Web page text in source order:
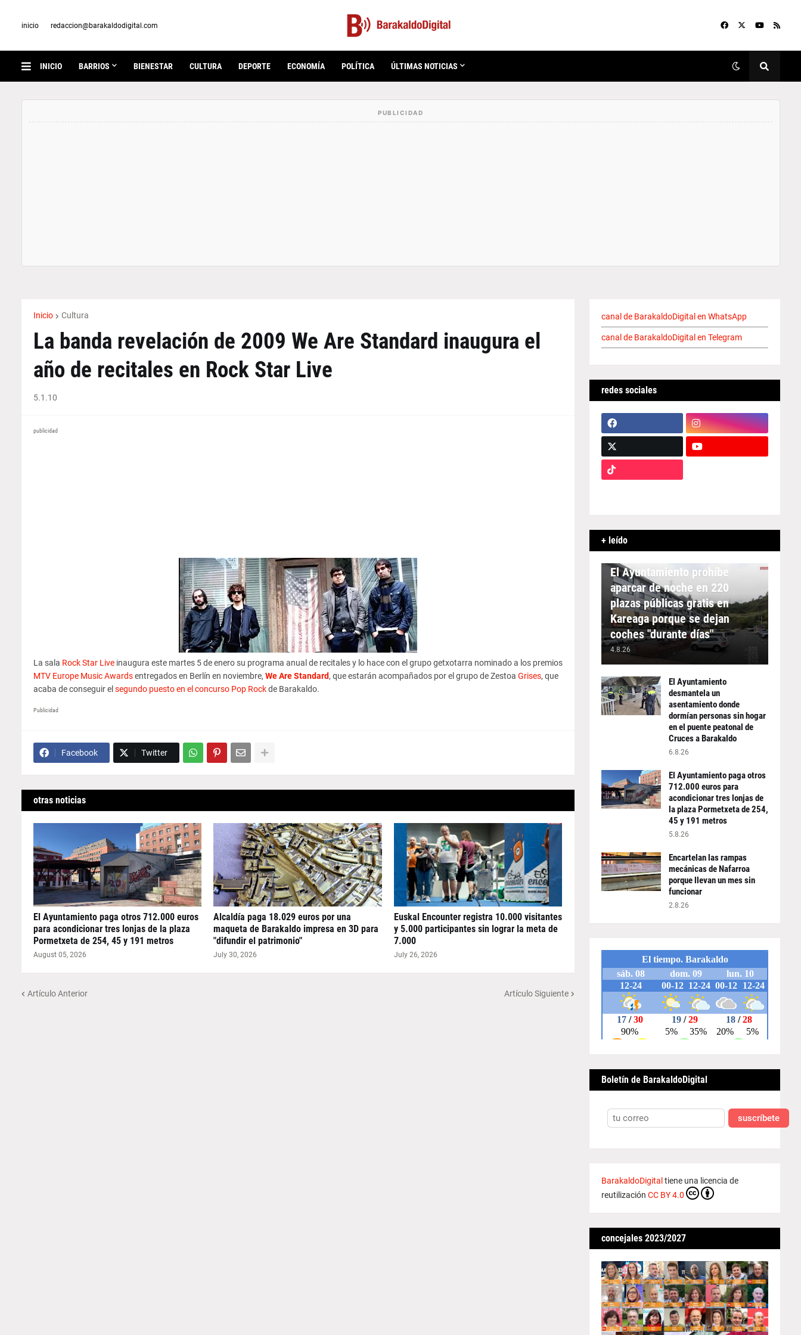
inicio redaccion@barakaldodigital.com
INICIO BARRIOS BIENESTAR CULTURA DEPORTE ECONOMÍA POLÍTICA ÚLTIMAS NOTICIAS
Inicio Cultura
La banda revelación de 2009 We Are Standard inaugura el
año de recitales en Rock Star Live
5.1.10
publicidad
La sala Rock Star Liveinaugura este martes 5 de enero su programa anual de recitales y lo hace con el grupo getxotarra nominado a los premios
MTV Europe Music Awardsentregados en Berlín en noviembre, We Are Standard, que estarán acompañados por el grupo de Zestoa Grises, que
acaba de conseguir el segundo puesto en el concurso Pop Rockde Barakaldo.
Publicidad
Facebook Twitter
otras noticias
El Ayuntamiento paga otros 712.000 euros
para acondicionar tres lonjas de la plaza
Pormetxeta de 254, 45 y 191 metros
August 05, 2026
Alcaldía paga 18.029 euros por una
maqueta de Barakaldo impresa en 3D para
"difundir el patrimonio"
July 30, 2026
Euskal Encounter registra 10.000 visitantes
y 5.000 participantes sin lograr la meta de
7.000
July 26, 2026
Artículo Anterior Artículo Siguiente
canal de BarakaldoDigital en WhatsApp
canal de BarakaldoDigital en Telegram
redes sociales
+ leído
APARCAMIENTO
El Ayuntamiento prohíbe
aparcar de noche en 220
plazas públicas gratis en
Kareaga porque se dejan
coches "durante días"
4.8.26
El Ayuntamiento
desmantela un
asentamiento donde
dormían personas sin hogar
en el puente peatonal de
Cruces a Barakaldo
6.8.26
El Ayuntamiento paga otros
712.000 euros para
acondicionar tres lonjas de
la plaza Pormetxeta de 254,
45 y 191 metros
5.8.26
Encartelan las rampas
mecánicas de Nafarroa
porque llevan un mes sin
funcionar
2.8.26
Boletín de BarakaldoDigital
suscríbete
BarakaldoDigital tiene una licencia de
reutilización CC BY 4.0
concejales 2023/2027